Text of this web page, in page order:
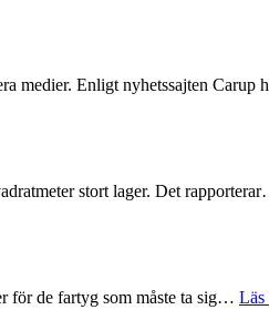
medier. Enligt nyhetssajten Carup
stort lager. Det
för de fartyg som måste ta sig… Läs